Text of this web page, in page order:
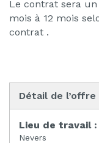
Le contrat sera un
mois à 12 mois
contrat .
Détail de l’offre
Lieu de travail :
Nevers